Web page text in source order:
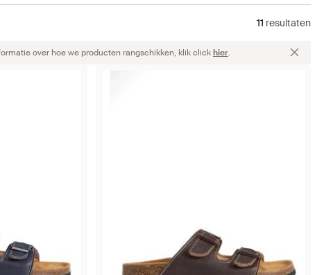
11 resultaten
over hoe we producten rangschikken, klik clickhier.